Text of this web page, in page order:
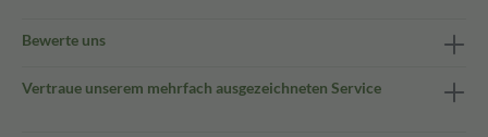
Bewerte uns
Vertraue unserem mehrfach ausgezeichneten Service